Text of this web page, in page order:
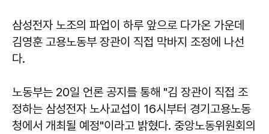
삼성전자 노조의 파업이 하루 앞으로 다가온 가운데
김영훈 고용노동부 장관이 직접 막바지 조정에 나선
다.
노동부는 20일 언론 공지를 통해 "김 장관이 직접 조
정하는 삼성전자 노사교섭이 16시부터 경기고용노동
청에서 개최될 예정"이라고 밝혔다. 중앙노동위원회의